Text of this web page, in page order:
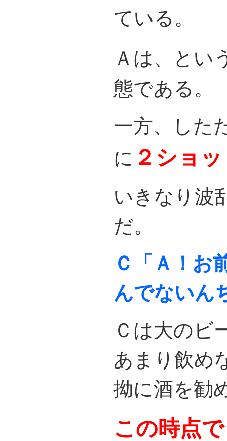
ている。
Ａは、とい
態である。
一方、した
に ２ショ
いきなり波
だ。
Ｃ「Ａ！お
んでないん
Ｃは大のビ
あまり飲め
拗に酒を勧
この時点